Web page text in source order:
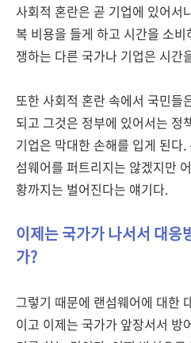
사회적 혼란은 곧 기업에 있어서
복 비용을 들게 하고 시간을 소
쟁하는 다른 국가나 기업은 시간
또한 사회적 혼란 속에서 국민들
되고 그것은 정부에 있어서는 정
기업은 막대한 손해를 입게 된다
섬웨어를 퍼트리지는 않겠지만
황까지는 벌어진다는 얘기다.
이제는 국가가 나서서 대응
가?
그렇기 때문에 랜섬웨어에 대한
이고 이제는 국가가 앞장서서 방